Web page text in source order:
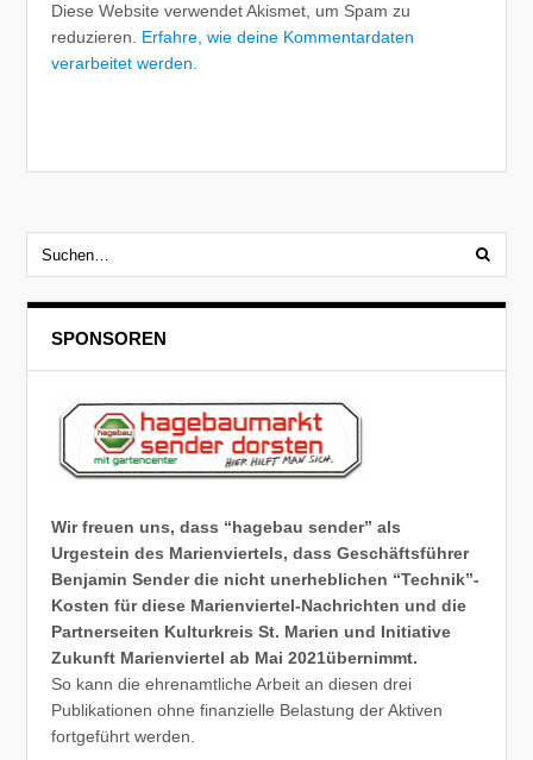
Diese Website verwendet Akismet, um Spam zu
reduzieren. Erfahre, wie deine Kommentardaten
verarbeitet werden.
SPONSOREN
Wir freuen uns, dass “hagebau sender” als
Urgestein des Marienviertels, dass Geschäftsführer
Benjamin Sender die nicht unerheblichen “Technik”-
Kosten für diese Marienviertel-Nachrichten und die
Partnerseiten Kulturkreis St. Marien und Initiative
Zukunft Marienviertel ab Mai 2021übernimmt.
So kann die ehrenamtliche Arbeit an diesen drei
Publikationen ohne finanzielle Belastung der Aktiven
fortgeführt werden.